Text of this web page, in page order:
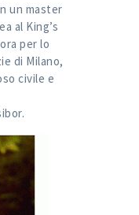
un master
al King’s
per lo
di Milano,
civile e
.